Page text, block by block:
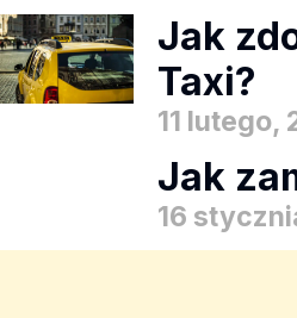
Jak
Taxi?
11 lutego,
Jak
16